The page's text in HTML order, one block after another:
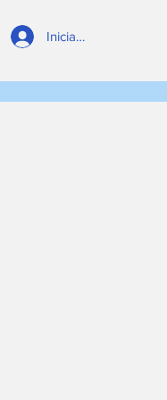
Iniciar sesión